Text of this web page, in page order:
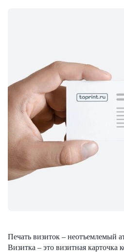
Печать визиток – неотъемлемый
Визитка – это визитная карточка